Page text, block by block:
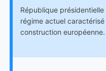
République
régime actuel
construction européenne.